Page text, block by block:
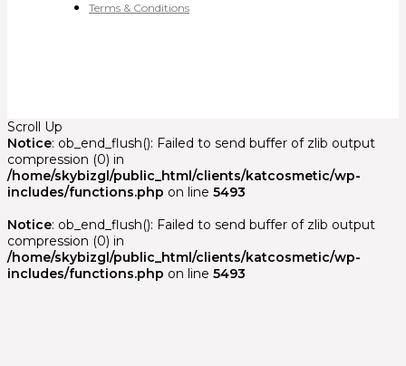
Terms & Conditions
Scroll Up
Notice: ob_end_flush(): Failed to send buffer of zlib output
compression (0) in
/home/skybizgl/public_html/clients/katcosmetic/wp-
includes/functions.php on line 5493
Notice: ob_end_flush(): Failed to send buffer of zlib output
compression (0) in
/home/skybizgl/public_html/clients/katcosmetic/wp-
includes/functions.php on line 5493